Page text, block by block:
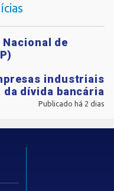
de
industriais
da dívida bancária
Publicado há 2 dias